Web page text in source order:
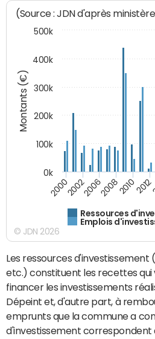
Montants (€)
(Source : JDN d'après
Ressources
Emplois
200020022006200820102012
0k
100k
200k
300k
400k
500k
© JDN 2026
Les ressources d'investissement
etc.) constituent les recettes qui
financer les investissements
Dépeint et, d'autre part, à
emprunts que la commune a
d'investissement correspondent